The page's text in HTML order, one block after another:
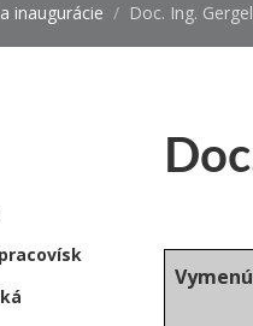
inaugurácie Doc. Ing.